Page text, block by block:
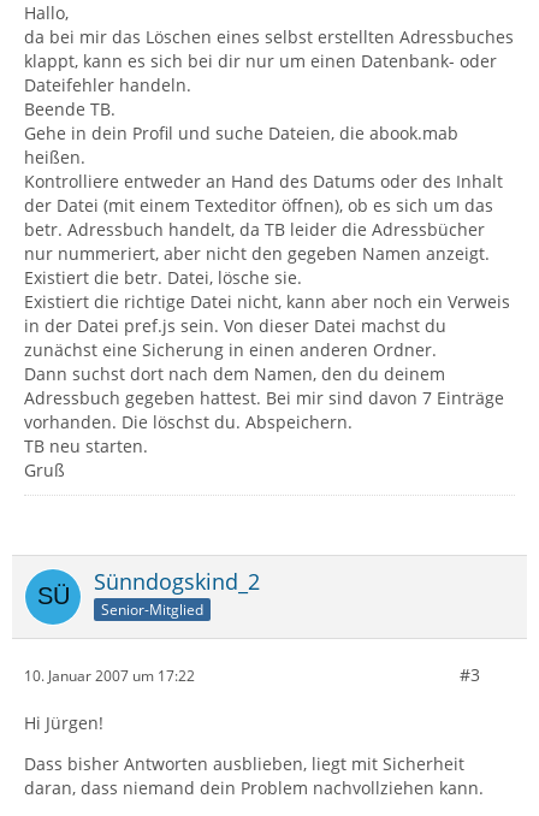
Hallo,
da bei mir das Löschen eines selbst erstellten Adressbuches
klappt, kann es sich bei dir nur um einen Datenbank- oder
Dateifehler handeln.
Beende TB.
Gehe in dein Profil und suche Dateien, die abook.mab
heißen.
Kontrolliere entweder an Hand des Datums oder des Inhalt
der Datei (mit einem Texteditor öffnen), ob es sich um das
betr. Adressbuch handelt, da TB leider die Adressbücher
nur nummeriert, aber nicht den gegeben Namen anzeigt.
Existiert die betr. Datei, lösche sie.
Existiert die richtige Datei nicht, kann aber noch ein Verweis
in der Datei pref.js sein. Von dieser Datei machst du
zunächst eine Sicherung in einen anderen Ordner.
Dann suchst dort nach dem Namen, den du deinem
Adressbuch gegeben hattest. Bei mir sind davon 7 Einträge
vorhanden. Die löschst du. Abspeichern.
TB neu starten.
Gruß
Sünndogskind_2
Senior-Mitglied
10. Januar 2007 um 17:22 #3
Hi Jürgen!
Dass bisher Antworten ausblieben, liegt mit Sicherheit
daran, dass niemand dein Problem nachvollziehen kann.